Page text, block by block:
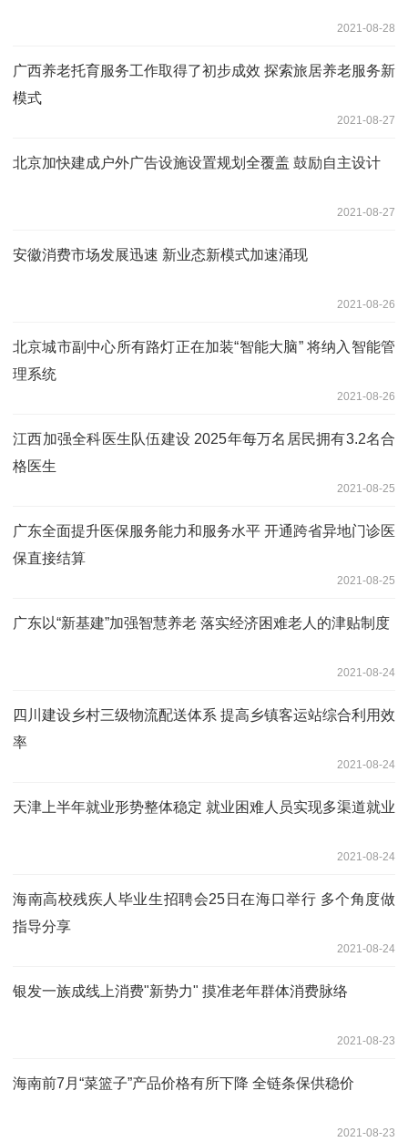
2021-08-28
广西养老托育服务工作取得了初步成效 探索旅居养老服务新
模式
2021-08-27
北京加快建成户外广告设施设置规划全覆盖 鼓励自主设计
2021-08-27
安徽消费市场发展迅速 新业态新模式加速涌现
2021-08-26
北京城市副中心所有路灯正在加装“智能大脑” 将纳入智能管
理系统
2021-08-26
江西加强全科医生队伍建设 2025年每万名居民拥有3.2名合
格医生
2021-08-25
广东全面提升医保服务能力和服务水平 开通跨省异地门诊医
保直接结算
2021-08-25
广东以“新基建”加强智慧养老 落实经济困难老人的津贴制度
2021-08-24
四川建设乡村三级物流配送体系 提高乡镇客运站综合利用效
率
2021-08-24
天津上半年就业形势整体稳定 就业困难人员实现多渠道就业
2021-08-24
海南高校残疾人毕业生招聘会25日在海口举行 多个角度做
指导分享
2021-08-24
银发一族成线上消费"新势力" 摸准老年群体消费脉络
2021-08-23
海南前7月“菜篮子”产品价格有所下降 全链条保供稳价
2021-08-23